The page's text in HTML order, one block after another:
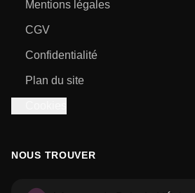
Mentions légales
CGV
Confidentialité
Plan du site
NOUS TROUVER